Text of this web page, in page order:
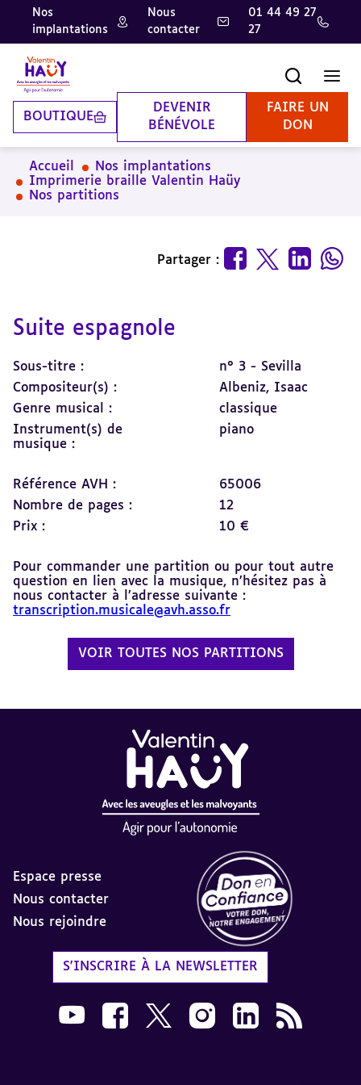
Aller
contenu
principal
Aller
pied
de
page
Aller
la
recherche
Nos
implantations
Nous
contacter
01 44 49 27
27
BOUTIQUE
DEVENIR
BÉNÉVOLE
FAIRE UN
DON
Accueil
Nos implantations
Imprimerie braille Valentin Haüy
Nos partitions
Partager :
Suite espagnole
Sous-titre :
n° 3 - Sevilla
Compositeur(s) :
Albeniz, Isaac
Genre musical :
classique
Instrument(s) de
musique :
piano
Référence AVH :
65006
Nombre de pages :
12
Prix :
10 €
Pour commander une partition ou pour tout autre
question en lien avec la musique, n’hésitez pas à
nous contacter à l’adresse suivante :
transcription.musicale@avh.asso.fr
VOIR TOUTES NOS PARTITIONS
Espace presse
Nous contacter
Nous rejoindre
S'INSCRIRE À LA NEWSLETTER
Nous suivre sur Youtube AVH dans une
Nous suivre sur Facebook AVH dans
Nous suivre sur X AVH dans une
Nous suivre sur Instagram
Nous suivre sur
Flux RSS